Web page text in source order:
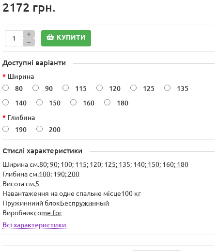
2172 грн.
КУПИТИ
Доступні варіанти
Ширина
80
90 115 120 125
135
140
150 160
180
Глибина
190
200
Стислі характеристики
Ширина см.80; 90; 100; 115; 120; 125; 135; 140; 150; 160; 180
Глибина см.100; 190; 200
Висота см.5
Навантаження на одне спальне місце100 кг
Пружинниий блокБеспружинный
Виробникcome-for
Всі характеристики